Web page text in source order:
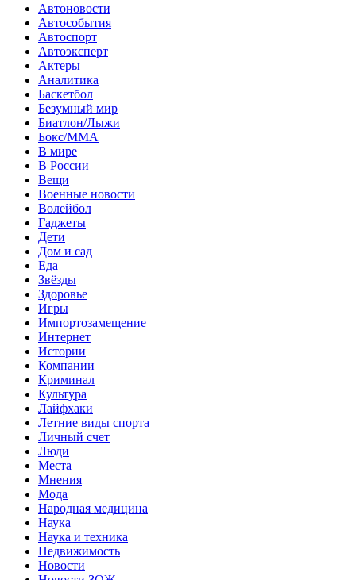
Автоновости
Автособытия
Автоспорт
Автоэксперт
Актеры
Аналитика
Баскетбол
Безумный мир
Биатлон/Лыжи
Бокс/MMA
В мире
В России
Вещи
Военные новости
Волейбол
Гаджеты
Дети
Дом и сад
Еда
Звёзды
Здоровье
Игры
Импортозамещение
Интернет
Истории
Компании
Криминал
Культура
Лайфхаки
Летние виды спорта
Личный счет
Люди
Места
Мнения
Мода
Народная медицина
Наука
Наука и техника
Недвижимость
Новости